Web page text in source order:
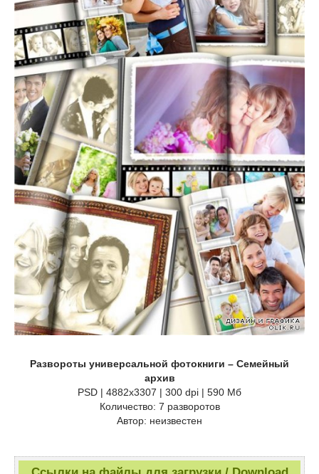
Развороты универсальной фотокниги – Семейный
архив
PSD | 4882x3307 | 300 dpi | 590 Мб
Количество: 7 разворотов
Автор: неизвестен